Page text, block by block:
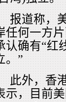
报道称，
任何一方
认确有“红
。”
此外，香
示，目前